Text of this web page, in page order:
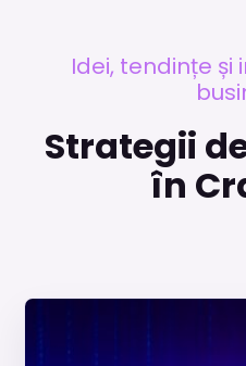
Idei, tendințe și
Strategii
în